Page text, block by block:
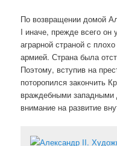
По возвращении домой
I иначе, прежде всего он
аграрной страной с
армией. Страна была
Поэтому, вступив на
поторопился закончить
враждебными западными
внимание на развитие